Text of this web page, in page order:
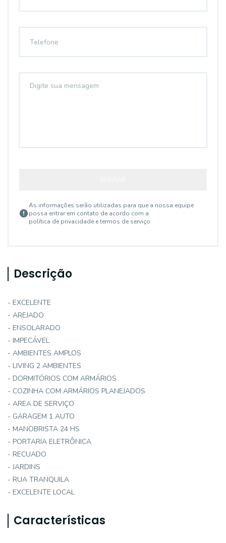
As informações serão utilizadas para que a nossa equipe
possa entrar em contato de acordo com a
política de privacidade e termos de serviço
Descrição
- EXCELENTE
- AREJADO
- ENSOLARADO
- IMPECÁVEL
- AMBIENTES AMPLOS
- LIVING 2 AMBIENTES
- DORMITÓRIOS COM ARMÁRIOS
- COZINHA COM ARMÁRIOS PLANEJADOS
- AREA DE SERVIÇO
- GARAGEM 1 AUTO
- MANOBRISTA 24 HS
- PORTARIA ELETRÔNICA
- RECUADO
- JARDINS
- RUA TRANQUILA
- EXCELENTE LOCAL
Características